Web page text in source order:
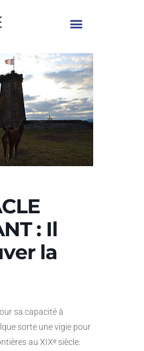
: Il
la
sa capacité à
sorte une vigie pour
au XIXᵉ siècle.